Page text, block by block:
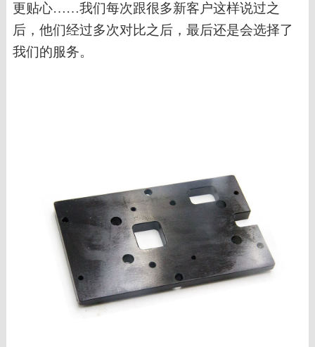
更贴心……我们每次跟很多新客户这样说过之
后，他们经过多次对比之后， 最后还是会选择了
我们的服务。